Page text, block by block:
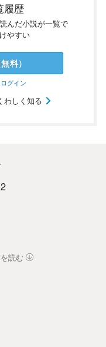
履歴
読んだ小説が一覧で
やすい
無料）
ログイン
わしく知る
読む